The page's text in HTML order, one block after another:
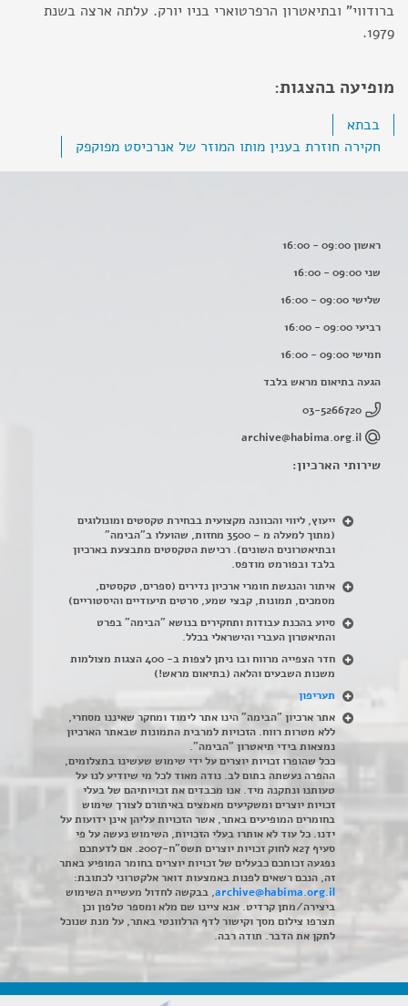
ברודווי" ובתיאטרון הרפרטוארי בניו יורק. עלתה ארצה בשנת
1979.
מופיעה בהצגות:
בבתא
חקירה חוזרת בענין מותו המוזר של אנרכיסט מפוקפק
ראשון 09:00 - 16:00
שני 09:00 - 16:00
שלישי 09:00 - 16:00
רביעי 09:00 - 16:00
חמישי 09:00 - 16:00
הגעה בתיאום מראש בלבד
03-5266720
archive@habima.org.il
שירותי הארכיון:
ייעוץ, ליווי והכוונה מקצועית בבחירת טקסטים ומונולוגים
(מתוך למעלה מ – 3500 מחזות, שהועלו ב"הבימה"
ובתיאטרונים השונים). רכישת הטקסטים מתבצעת בארכיון
בלבד ובפורמט מודפס.
איתור והנגשת חומרי ארכיון נדירים (ספרים, טקסטים,
מסמכים, תמונות, קבצי שמע, סרטים תיעודיים והיסטוריים)
סיוע בהכנת עבודות ותחקירים בנושא "הבימה" בפרט
והתיאטרון העברי והישראלי בכלל.
חדר הצפייה מרווח ובו ניתן לצפות ב- 400 הצגות מצולמות
משנות השבעים והלאה (בתיאום מראש!)
תעריפון
אתר ארכיון "הבימה" הינו אתר לימוד ומחקר שאיננו מסחרי,
ללא מטרות רווח. הזכויות למרבית התמונות שבאתר הארכיון
נמצאות בידי תיאטרון "הבימה".
ככל שהופרו זכויות יוצרים על ידי שימוש שעשינו בתצלומים,
ההפרה נעשתה בתום לב. נודה מאוד לכל מי שיודיע לנו על
טעותנו ונתקנה מיד. אנו מכבדים את זכויותיהם של בעלי
זכויות יוצרים ומשקיעים מאמצים באיתורם לצורך שימוש
בחומרים המופיעים באתר, אשר הזכויות עליהן אינן ידועות על
ידנו. כל עוד לא אותרו בעלי הזכויות, השימוש נעשה על פי
סעיף 27א לחוק זכויות יוצרים תשס"ח-2007. אם לדעתכם
נפגעה זכותכם כבעלים של זכויות יוצרים בחומר המופיע באתר
זה, הנכם רשאים לפנות באמצעות דואר אלקטרוני לכתובת:
archive@habima.org.il, בבקשה לחדול מעשיית השימוש
ביצירה/מתן קרדיט. אנא ציינו שם מלא ומספר טלפון וכן
תצרפו צילום מסך וקישור לדף הרלוונטי באתר, על מנת שנוכל
לתקן את הדבר. תודה רבה.